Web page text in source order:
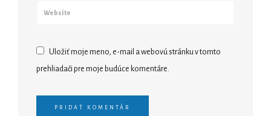
Uložiť moje meno, e-mail a webovú stránku v tomto
prehliadači pre moje budúce komentáre.